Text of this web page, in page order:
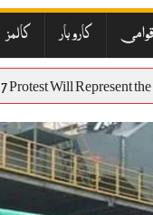
کاروبار کالمز
August 7 Protest Will